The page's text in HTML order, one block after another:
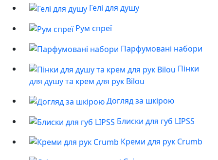
Гелі для душу
Рум спреї
Парфумовані набори
Пінки
для душу та крем для рук Bilou
Догляд за шкірою
Блиски для губ LIPSS
Креми для рук Crumb